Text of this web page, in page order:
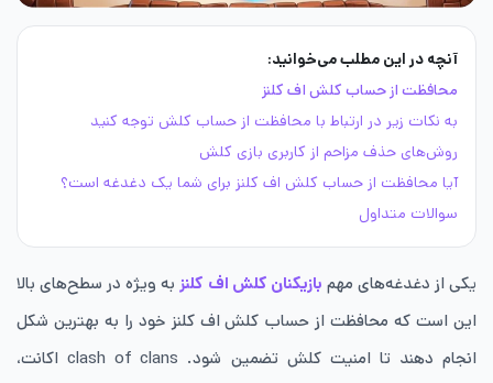
آنچه در این مطلب می‌خوانید:
محافظت از حساب کلش اف کلنز
به نکات زیر در ارتباط با محافظت از حساب کلش توجه کنید
روش‌های حذف مزاحم از کاربری بازی کلش
آیا محافظت از حساب کلش اف کلنز برای شما یک دغدغه است؟
سوالات متداول
یکی از دغدغه‌های مهم بازیکنان کلش اف کلنز به ویژه در سطح‌های بالا
این است که محافظت از حساب کلش اف کلنز خود را به بهترین شکل
انجام دهند تا امنیت کلش تضمین شود. clash of clans اکانت،